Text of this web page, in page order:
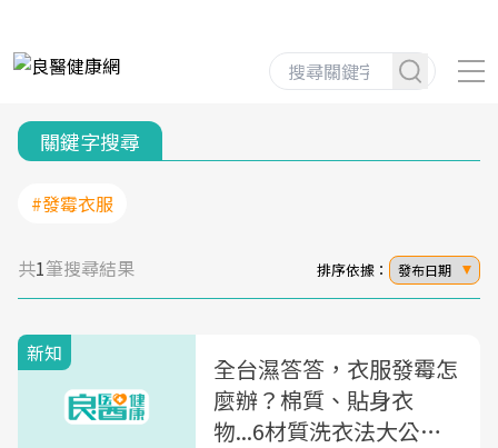
關鍵字搜尋
#發霉衣服
共1筆搜尋結果 排序依據： 發布日期
新知
全台濕答答，衣服發霉怎
麼辦？棉質、貼身衣
物...6材質洗衣法大公